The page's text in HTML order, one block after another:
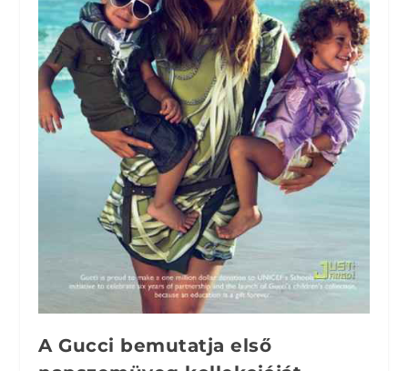
A Gucci bemutatja első